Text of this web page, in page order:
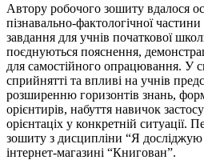
Автору робочого зошиту вдалося
пізнавально-фактологічної частини
завдання для учнів початкової
поєднуються пояснення,
для самостійного опрацювання. У
сприйнятті та впливі на учнів
розширенню горизонтів знань,
орієнтирів, набуття навичок
орієнтаціх у конкретній ситуації.
зошиту з дисципліни “Я досліджую
інтернет-магазині “Книгован”.